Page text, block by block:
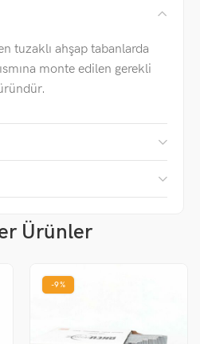
tuzaklı ahşap tabanlarda
monte edilen gerekli
Ürünler
-9%